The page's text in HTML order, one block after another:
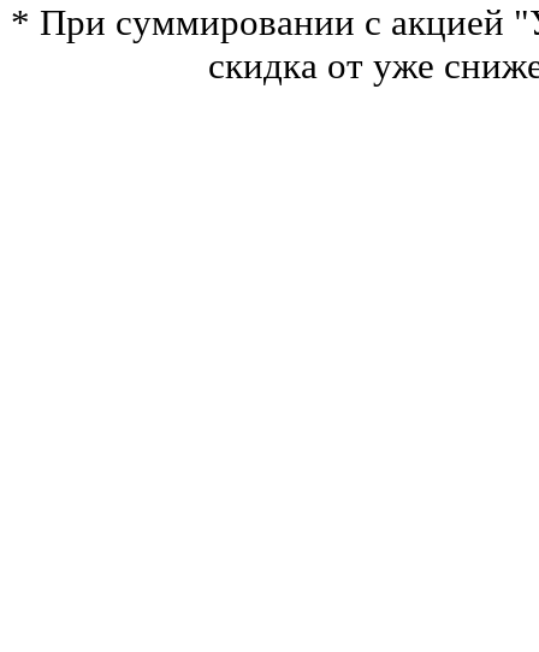
* При суммировании с акцией
скидка от уже